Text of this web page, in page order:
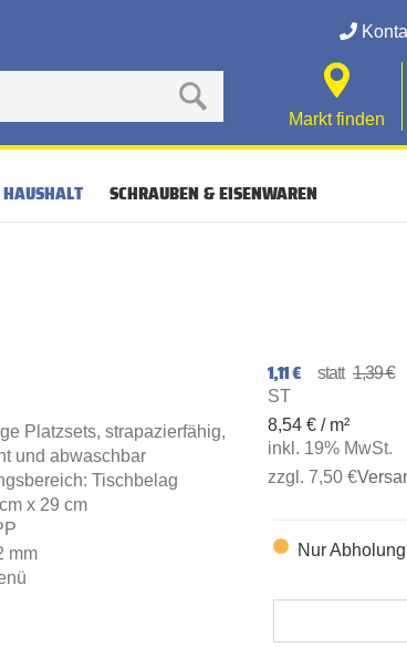
Markt finden
SCHRAUBEN & EISENWAREN
Platzsets, strapazierfähig,
und abwaschbar
Tischbelag
x 29 cm
mm
1,39 €
1,11 €
ST
8,54 € / m²
inkl. 19% MwSt.
zzgl. 7,50 €
Nur